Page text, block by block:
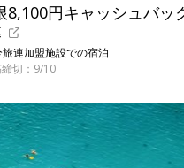
円キャッシュバッ
連加盟施設での宿泊
切：9/10